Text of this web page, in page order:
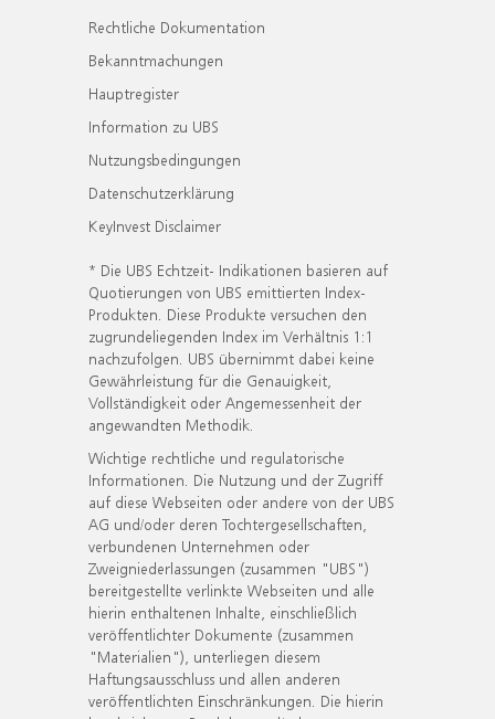
Rechtliche Dokumentation
Bekanntmachungen
Hauptregister
Information zu UBS
Nutzungsbedingungen
Datenschutzerklärung
KeyInvest Disclaimer
* Die UBS Echtzeit- Indikationen basieren auf
Quotierungen von UBS emittierten Index-
Produkten. Diese Produkte versuchen den
zugrundeliegenden Index im Verhältnis 1:1
nachzufolgen. UBS übernimmt dabei keine
Gewährleistung für die Genauigkeit,
Vollständigkeit oder Angemessenheit der
angewandten Methodik.
Wichtige rechtliche und regulatorische
Informationen. Die Nutzung und der Zugriff
auf diese Webseiten oder andere von der UBS
AG und/oder deren Tochtergesellschaften,
verbundenen Unternehmen oder
Zweigniederlassungen (zusammen "UBS")
bereitgestellte verlinkte Webseiten und alle
hierin enthaltenen Inhalte, einschließlich
veröffentlichter Dokumente (zusammen
"Materialien"), unterliegen diesem
Haftungsausschluss und allen anderen
veröffentlichten Einschränkungen. Die hierin